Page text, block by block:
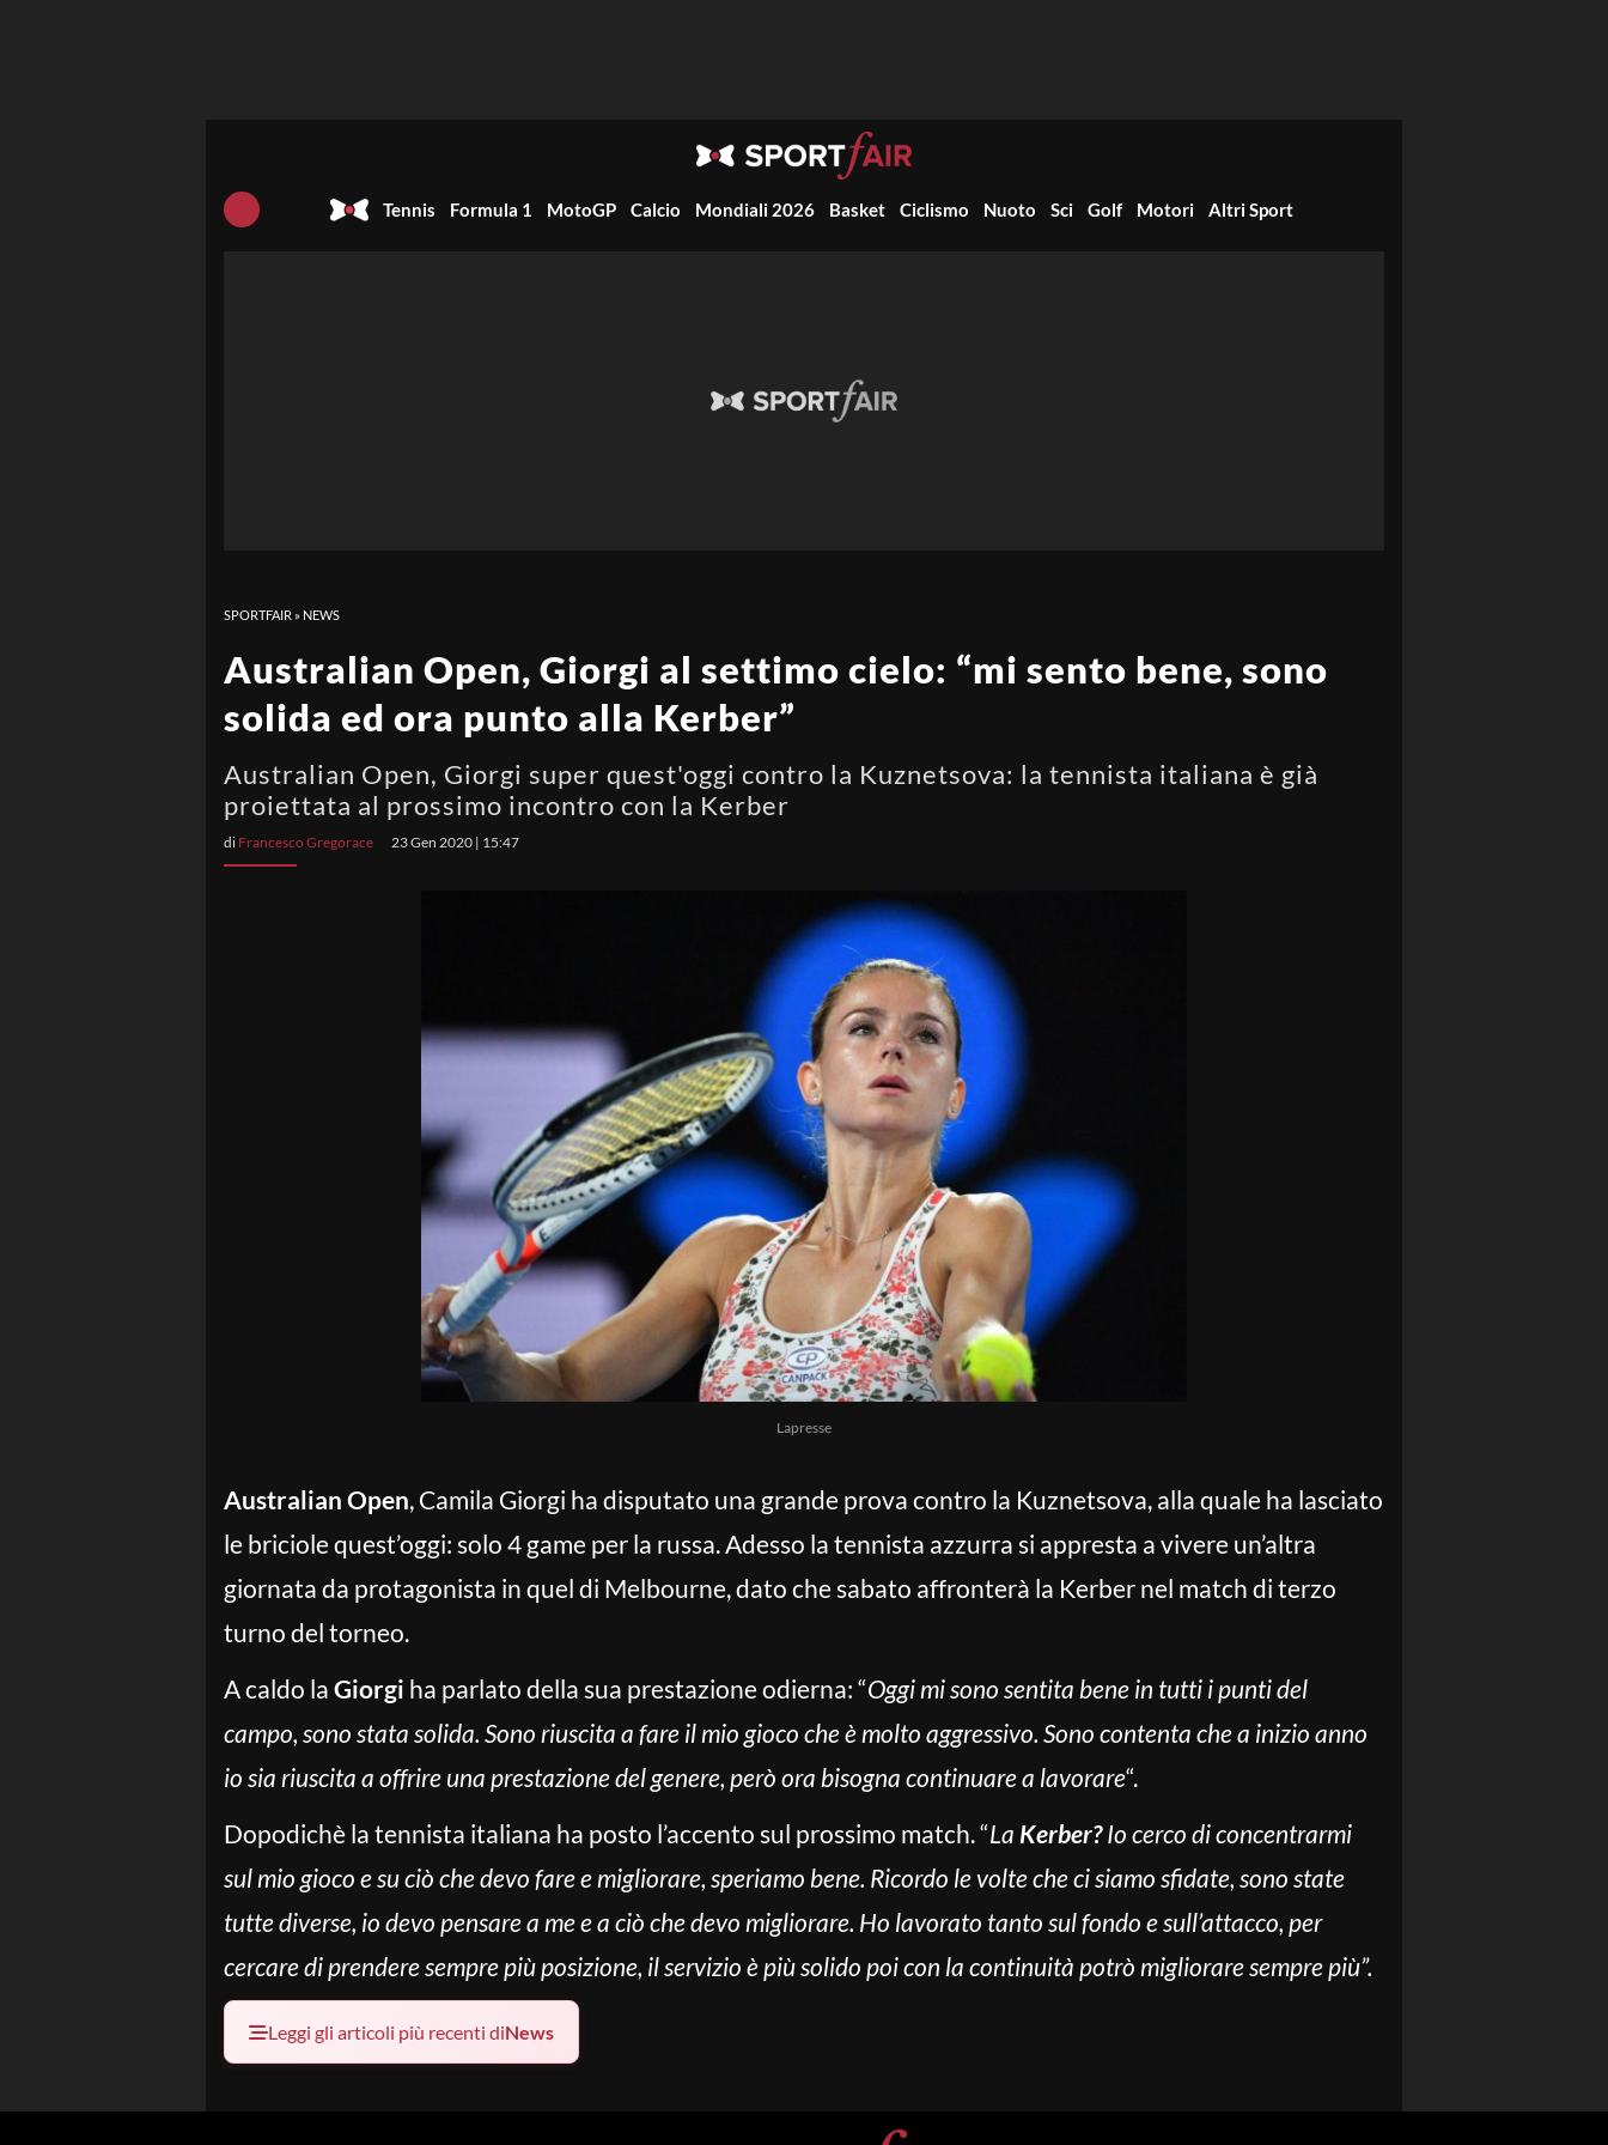
Tennis Formula 1 MotoGP Calcio Mondiali 2026 Basket Ciclismo Nuoto Sci Golf Motori Altri Sport
SPORTFAIR » NEWS
Australian Open, Giorgi al settimo cielo: “mi sento bene, sono
solida ed ora punto alla Kerber”
Australian Open, Giorgi super quest'oggi contro la Kuznetsova: la tennista italiana è già
proiettata al prossimo incontro con la Kerber
di Francesco Gregorace 23 Gen 2020 | 15:47
Lapresse
Australian Open, Camila Giorgi ha disputato una grande prova contro la Kuznetsova, alla quale ha lasciato
le briciole quest’oggi: solo 4 game per la russa. Adesso la tennista azzurra si appresta a vivere un’altra
giornata da protagonista in quel di Melbourne, dato che sabato affronterà la Kerber nel match di terzo
turno del torneo.
A caldo la Giorgi ha parlato della sua prestazione odierna: “Oggi mi sono sentita bene in tutti i punti del
campo, sono stata solida. Sono riuscita a fare il mio gioco che è molto aggressivo. Sono contenta che a inizio anno
io sia riuscita a offrire una prestazione del genere, però ora bisogna continuare a lavorare“.
Dopodichè la tennista italiana ha posto l’accento sul prossimo match. “La Kerber?Io cerco di concentrarmi
sul mio gioco e su ciò che devo fare e migliorare, speriamo bene. Ricordo le volte che ci siamo sfidate, sono state
tutte diverse, io devo pensare a me e a ciò che devo migliorare. Ho lavorato tanto sul fondo e sull’attacco, per
cercare di prendere sempre più posizione, il servizio è più solido poi con la continuità potrò migliorare sempre più”.
Leggi gli articoli più recenti diNews